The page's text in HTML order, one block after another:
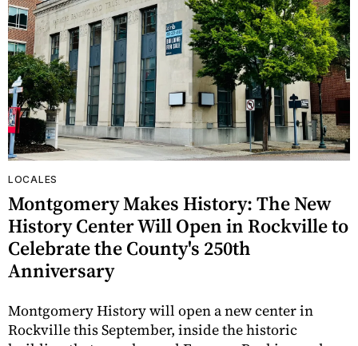
LOCALES
Montgomery Makes History: The New
History Center Will Open in Rockville to
Celebrate the County's 250th
Anniversary
Montgomery History will open a new center in
Rockville this September, inside the historic